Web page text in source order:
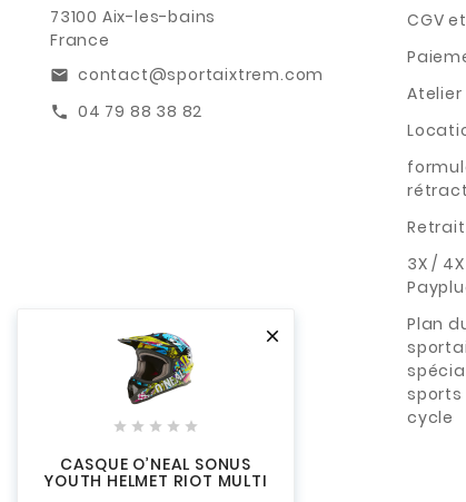

    
CASQUE O’NEAL SONUS
YOUTH HELMET RIOT MULTI
73100 Aix-les-bains
France
email contact@sportaixtrem.com
call 04 79 88 38 82
CGV et
Atelier
3X /
Plan
cycle